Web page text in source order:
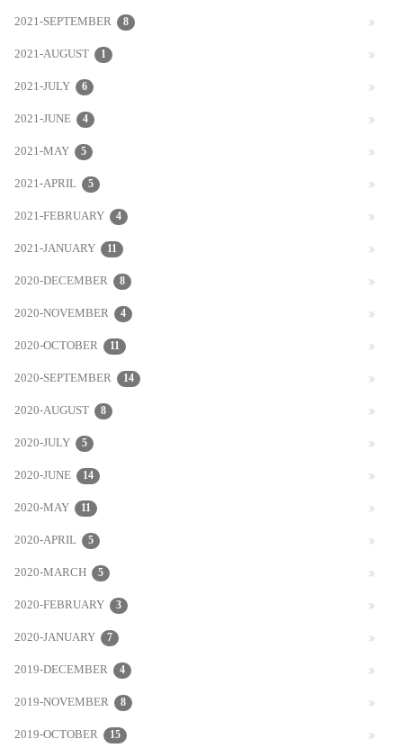
2021-SEPTEMBER 8
2021-AUGUST 1
2021-JULY 6
2021-JUNE 4
2021-MAY 5
2021-APRIL 5
2021-FEBRUARY 4
2021-JANUARY 11
2020-DECEMBER 8
2020-NOVEMBER 4
2020-OCTOBER 11
2020-SEPTEMBER 14
2020-AUGUST 8
2020-JULY 5
2020-JUNE 14
2020-MAY 11
2020-APRIL 5
2020-MARCH 5
2020-FEBRUARY 3
2020-JANUARY 7
2019-DECEMBER 4
2019-NOVEMBER 8
2019-OCTOBER 15